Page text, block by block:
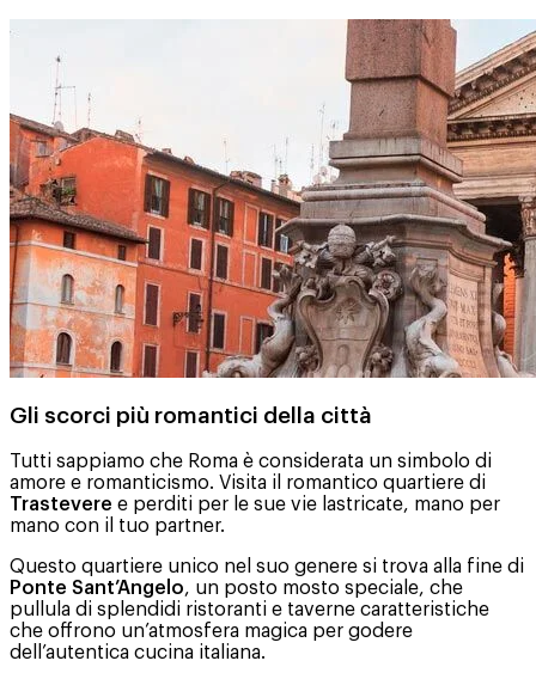
Gli scorci più romantici della città
Tutti sappiamo che Roma è considerata un simbolo di
amore e romanticismo. Visita il romantico quartiere di
Trastevere e perditi per le sue vie lastricate, mano per
mano con il tuo partner.
Questo quartiere unico nel suo genere si trova alla fine di
Ponte Sant’Angelo, un posto mosto speciale, che
pullula di splendidi ristoranti e taverne caratteristiche
che offrono un’atmosfera magica per godere
dell’autentica cucina italiana.